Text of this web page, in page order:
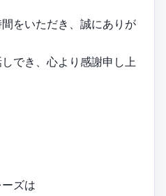
をいただき、誠にありが
でき、心より感謝申し上
ズは